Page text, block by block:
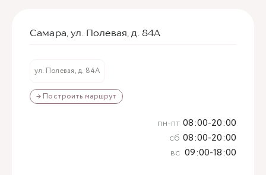
Самара, ул. Полевая, д. 84А
ул. Полевая, д. 84А
→ Построить маршрут
пн-пт 08:00-20:00
сб 08:00-20:00
вс 09:00-18:00